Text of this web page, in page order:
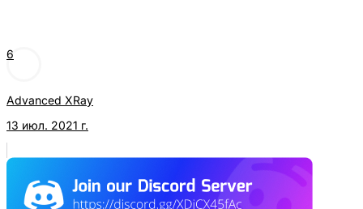
6
Advanced XRay
13 июл. 2021 г.